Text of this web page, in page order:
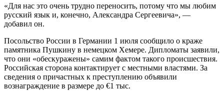
«Для нас это очень трудно переносить, потому что мы любим
русский язык и, конечно, Александра Сергеевича», —
добавил он.
Посольство России в Германии 1 июля сообщило о краже
памятника Пушкину в немецком Хемере. Дипломаты заявили,
что они «обескуражены» самим фактом такого происшествия.
Российская сторона контактирует с местными властями. За
сведения о причастных к преступлению объявили
вознаграждение в размере до €1 тыс.